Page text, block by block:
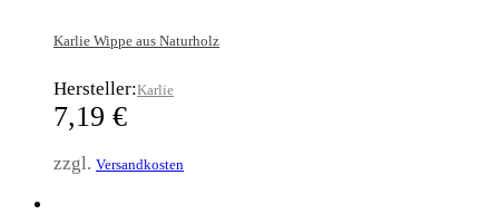
Karlie Wippe aus Naturholz
Hersteller:Karlie
7,19 €
zzgl. Versandkosten